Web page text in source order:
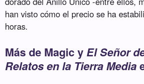
han visto cómo el precio se ha
horas.
Más de Magic y El Señor
Relatos en la Tierra Media